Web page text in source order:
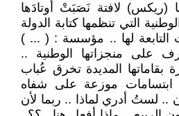
(ريكس) لافتة نَصَبَتْ أوتادَها
التي تنظمها كتابة الدولة
التابعة لها .. مؤسسة : ( ... )
على منجزاتها الوطنية ..
بقاماتها المديدة تخرق عُباب
ابتسامات موزعة على شفاه
.. لستُ أدري لماذا .. ربما لأن